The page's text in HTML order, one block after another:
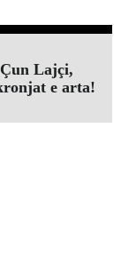
Lajçi,
e arta!￼